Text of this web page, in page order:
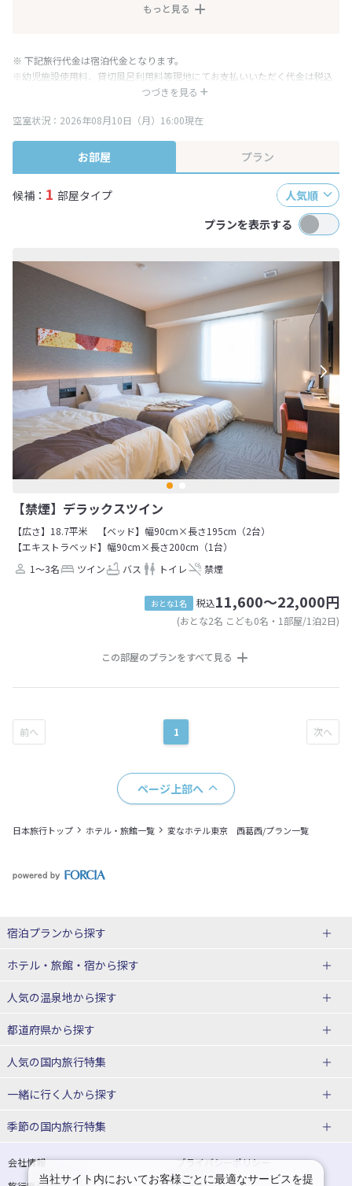
もっと見る
つづきを見る
※ 下記旅行代金は宿泊代金となります。
※幼児施設使用料、貸切風呂利用料等現地にてお支払いいただく代金は税込
み表記となりますが、消費税増税に伴い代金が一部変更となる場合がござい
※表示されている旅行代金・プラン内容は一定時間ごとに更新されます。最
終確認画面でご確認ください。
空室状況：2026年08月10日（月）16:00現在
お部屋 プラン
候補： 1 部屋タイプ
人気順
プランを表示する
【禁煙】デラックスツイン
【広さ】18.7平米
【ベッド】幅90cm×長さ195cm（2台）
【エキストラベッド】幅90cm×長さ200cm（1台）
1～3名
ツイン バス トイレ 禁煙
おとな1名 税込11,600～22,000円
(おとな2名 こども0名・1部屋/1泊2日)
この部屋のプランをすべて見る
1
ページ上部へ
日本旅行トップ ホテル・旅館一覧 変なホテル東京 西葛西/プラン一覧
宿泊プランから探す
北海道
東北
青森県
宮城県
山形県
関東
ホテル・旅館・宿から探す
北海道ホテル・旅館
青森県ホテル・旅館
宮城県ホテル・旅館
山形県ホテル・旅館
人気の温泉地から探す
北海道
湯の川温泉(北海道)
十勝川温泉(北海道)
洞爺湖温泉(北海道)
層雲峡温泉(北海道)
都道府県から探す
北海道旅行・ツアー
東北
青森旅行・ツアー 岩手旅行・ツアー
人気の国内旅行特集
東京ディズニーリゾート®への旅
ユニバーサル・スタジオ・ジャパ
一緒に行く人から探す
一人旅 国内版
カップル・夫婦旅行 国内版 女子旅 国内版
季節の国内旅行特集
桜・お花見特集
ゴールデンウィーク（GW）の国内
旅行
会社情報
プライバシーポリシー
当社サイト内においてお客様ごとに最適なサービスを提